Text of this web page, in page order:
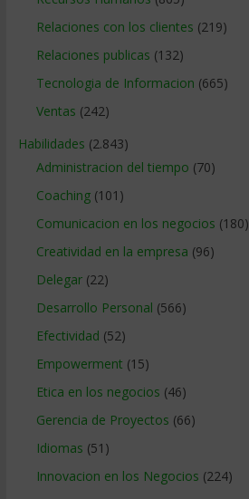
Relaciones con los clientes (219)
Relaciones publicas (132)
Tecnologia de Informacion (665)
Ventas (242)
Habilidades (2.843)
Administracion del tiempo (70)
Coaching(101)
Comunicacion en los negocios (180)
Creatividad en la empresa (96)
Delegar(22)
Desarrollo Personal (566)
Efectividad (52)
Empowerment (15)
Etica en los negocios (46)
Gerencia de Proyectos (66)
Idiomas (51)
Innovacion en los Negocios (224)